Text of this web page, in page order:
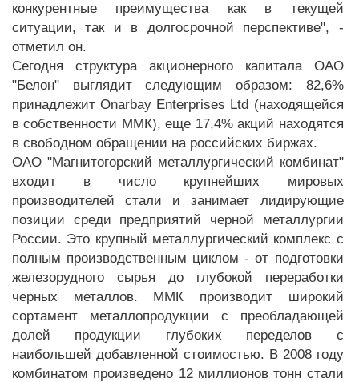
конкурентные преимущества как в текущей
ситуации, так и в долгосрочной перспективе", -
отметил он.
Сегодня структура акционерного капитала ОАО
"Белон" выглядит следующим образом: 82,6%
принадлежит Onarbay Enterprises Ltd (находящейся
в собственности ММК), еще 17,4% акций находятся
в свободном обращении на российских биржах.
ОАО "Магнитогорский металлургический комбинат"
входит в число крупнейших мировых
производителей стали и занимает лидирующие
позиции среди предприятий черной металлургии
России. Это крупный металлургический комплекс с
полным производственным циклом - от подготовки
железорудного сырья до глубокой переработки
черных металлов. ММК производит широкий
сортамент металлопродукции с преобладающей
долей продукции глубоких переделов с
наибольшей добавленной стоимостью. В 2008 году
комбинатом произведено 12 миллионов тонн стали